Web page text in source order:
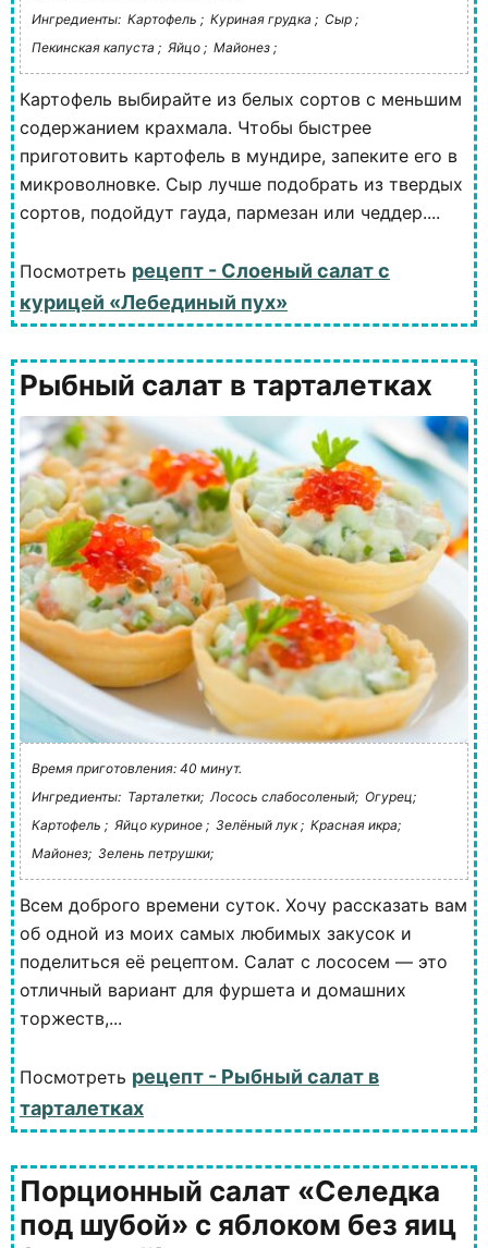
Ингредиенты: Картофель ; Куриная грудка ; Сыр ;
Пекинская капуста ; Яйцо ; Майонез ;
Картофель выбирайте из белых сортов с меньшим
содержанием крахмала. Чтобы быстрее
приготовить картофель в мундире, запеките его в
микроволновке. Сыр лучше подобрать из твердых
сортов, подойдут гауда, пармезан или чеддер....
Посмотреть рецепт - Слоеный салат с
курицей «Лебединый пух»
Рыбный салат в тарталетках
Время приготовления: 40 минут.
Ингредиенты: Тарталетки; Лосось слабосоленый; Огурец;
Картофель ; Яйцо куриное ; Зелёный лук ; Красная икра;
Майонез; Зелень петрушки;
Всем доброго времени суток. Хочу рассказать вам
об одной из моих самых любимых закусок и
поделиться её рецептом. Салат с лососем — это
отличный вариант для фуршета и домашних
торжеств,...
Посмотреть рецепт - Рыбный салат в
тарталетках
Порционный салат «Селедка
под шубой» с яблоком без яиц